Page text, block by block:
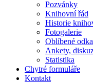
Pozvánky
Knihovní řád
Historie
Fotogalerie
Oblíbené
Ankety,
Statistika
Chytré formuláře
Kontakt